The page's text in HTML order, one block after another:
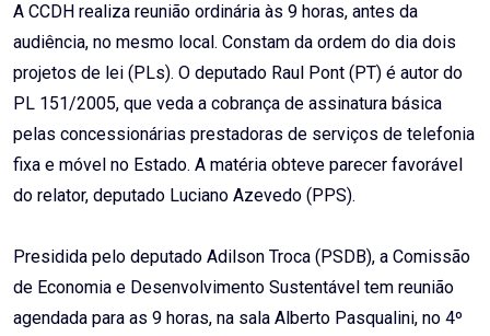
A CCDH realiza reunião ordinária às 9 horas, antes da
audiência, no mesmo local. Constam da ordem do dia dois
projetos de lei (PLs). O deputado Raul Pont (PT) é autor do
PL 151/2005, que veda a cobrança de assinatura básica
pelas concessionárias prestadoras de serviços de telefonia
fixa e móvel no Estado. A matéria obteve parecer favorável
do relator, deputado Luciano Azevedo (PPS).
Presidida pelo deputado Adilson Troca (PSDB), a Comissão
de Economia e Desenvolvimento Sustentável tem reunião
agendada para as 9 horas, na sala Alberto Pasqualini, no 4º